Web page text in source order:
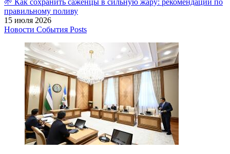
правильному поливу
15 июля 2026
Новости События Posts